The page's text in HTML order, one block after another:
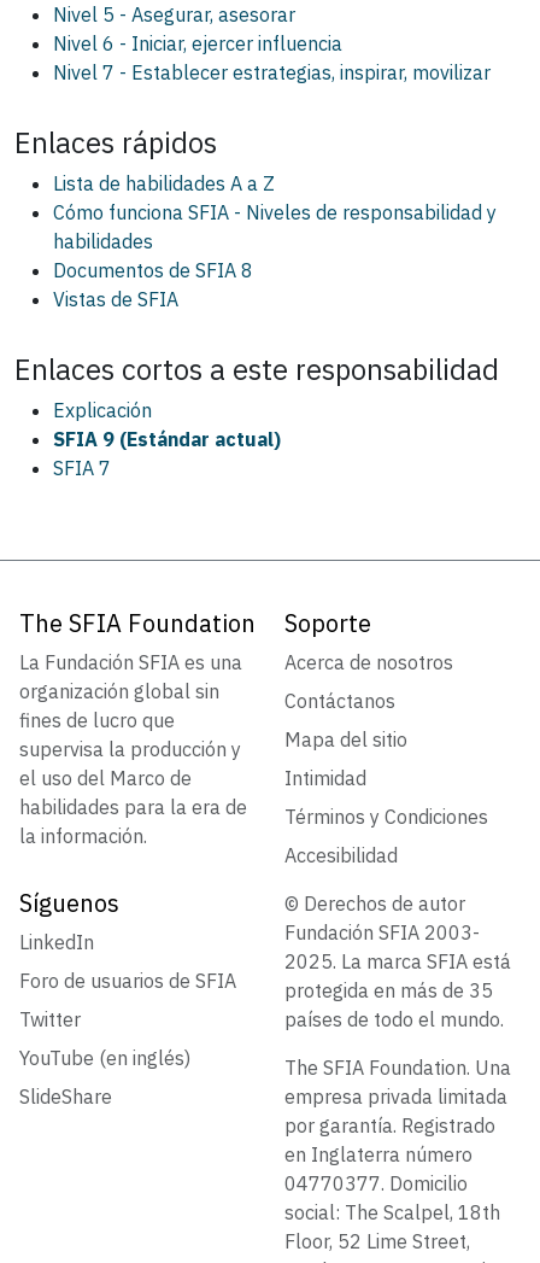
Nivel 5 - Asegurar, asesorar
Nivel 6 - Iniciar, ejercer influencia
Nivel 7 - Establecer estrategias, inspirar, movilizar
Enlaces rápidos
Lista de habilidades A a Z
Cómo funciona SFIA - Niveles de responsabilidad y
habilidades
Documentos de SFIA 8
Vistas de SFIA
Enlaces cortos a este responsabilidad
Explicación
SFIA 9 (Estándar actual)
SFIA 7
The SFIA Foundation
La Fundación SFIA es una
organización global sin
fines de lucro que
supervisa la producción y
el uso del Marco de
habilidades para la era de
la información.
Soporte
Acerca de nosotros
Contáctanos
Mapa del sitio
Intimidad
Términos y Condiciones
Accesibilidad
Síguenos
LinkedIn
Foro de usuarios de SFIA
Twitter
YouTube (en inglés)
SlideShare
© Derechos de autor
Fundación SFIA 2003-
2025. La marca SFIA está
protegida en más de 35
países de todo el mundo.
The SFIA Foundation. Una
empresa privada limitada
por garantía. Registrado
en Inglaterra número
04770377. Domicilio
social: The Scalpel, 18th
Floor, 52 Lime Street,